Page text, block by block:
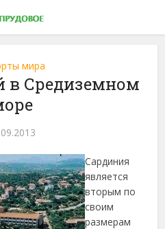
мира
в Средиземном
Сардиния
является
вторым по
своим
размерам